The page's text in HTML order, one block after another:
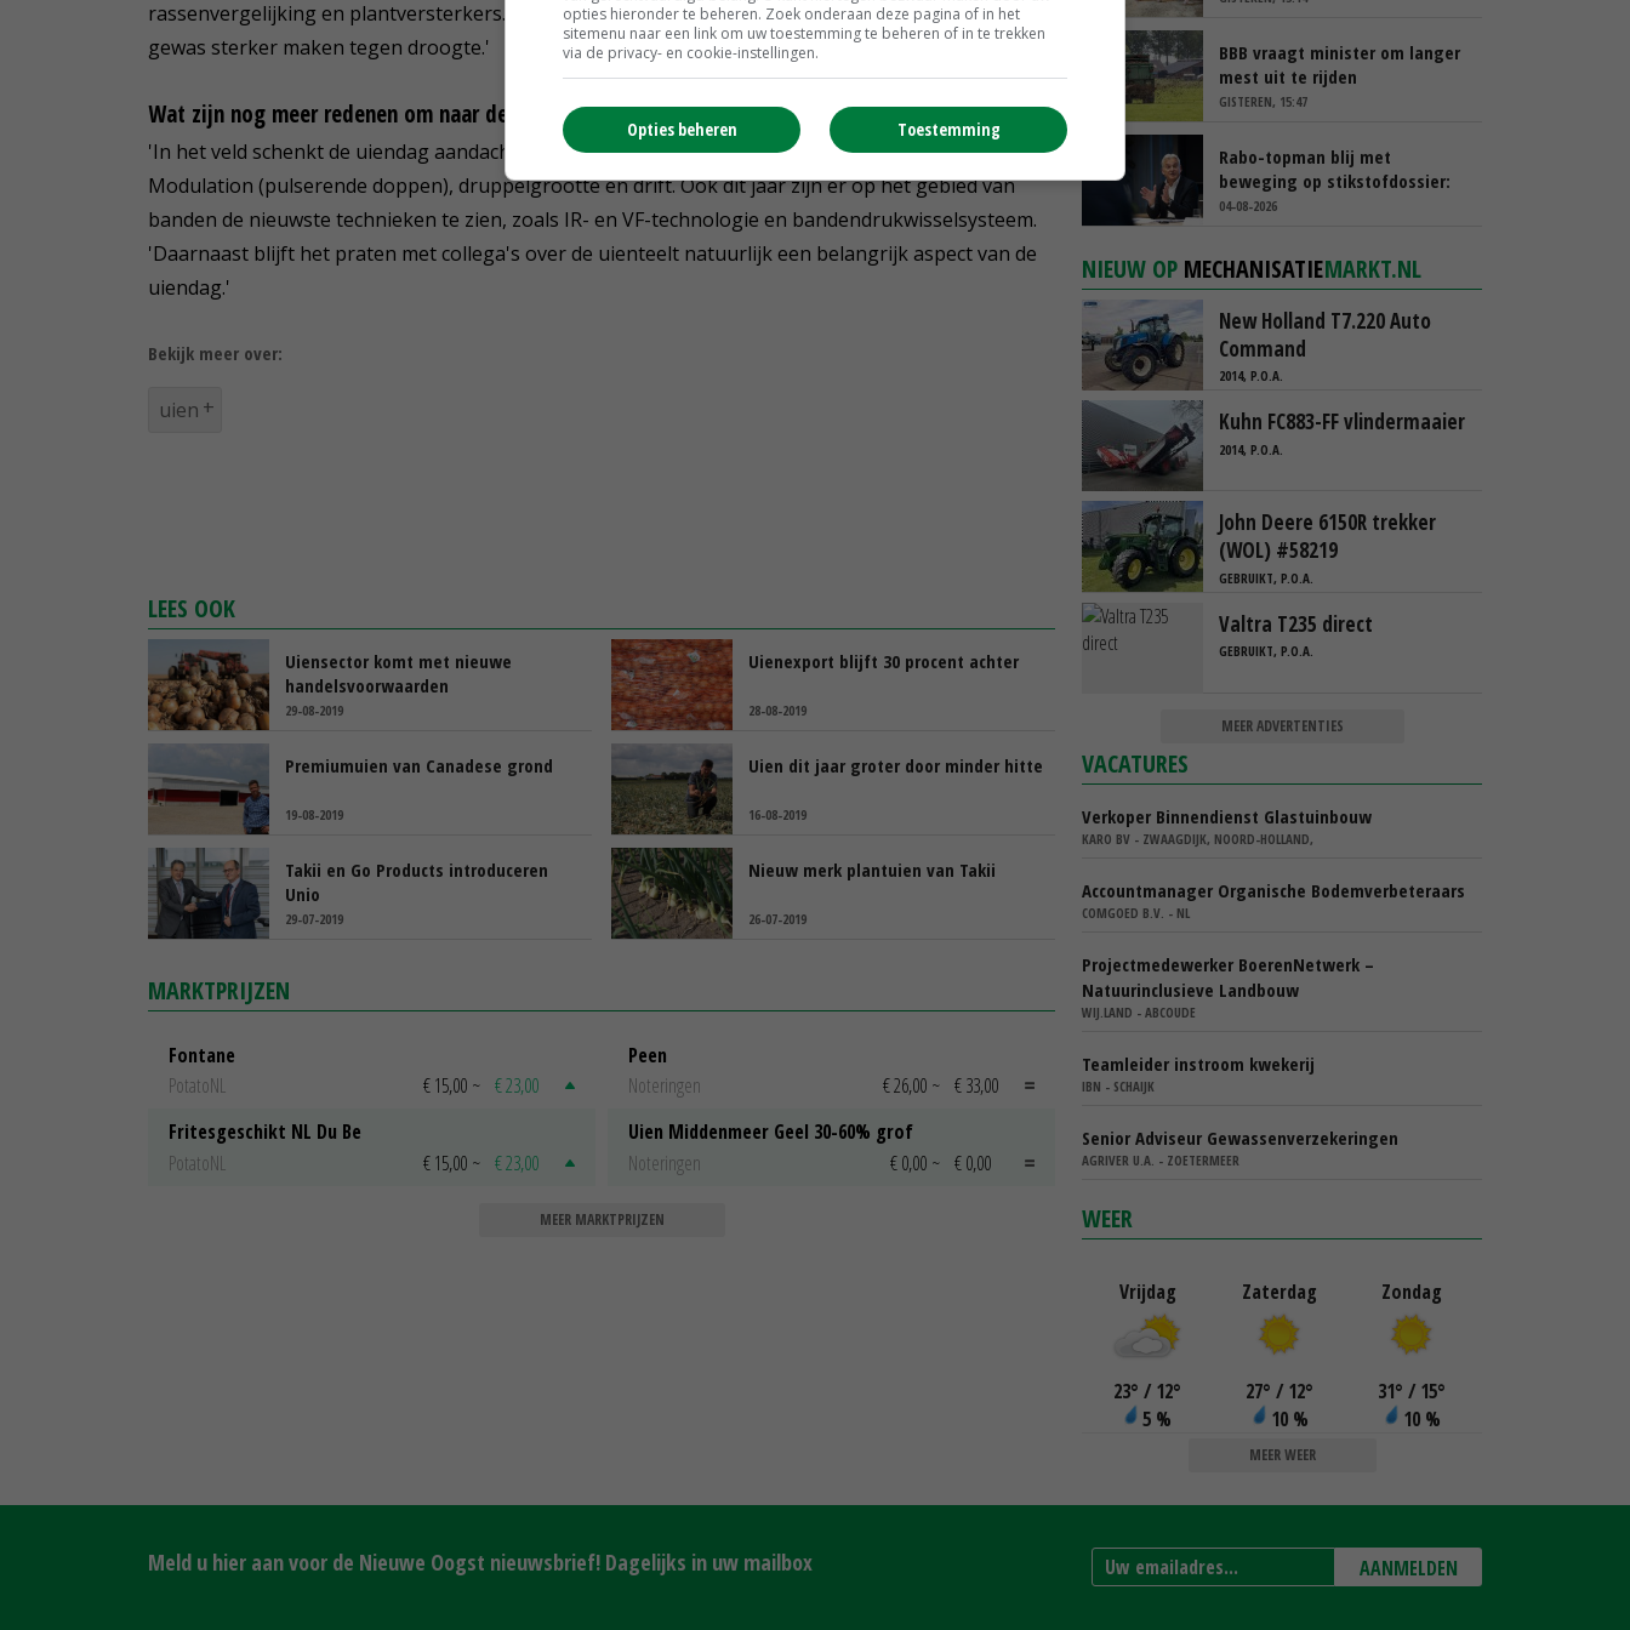
rassenvergelijking en plantversterkers. Plantversterkers en een goede kalibemesting kunnen een
gewas sterker maken tegen droogte.'
Wat zijn nog meer redenen om naar de uiendag te komen?
'In het veld schenkt de uiendag aandacht aan spuittechniek zoals MagGrow en Pulse With
Modulation (pulserende doppen), druppelgrootte en drift. Ook dit jaar zijn er op het gebied van
banden de nieuwste technieken te zien, zoals IR- en VF-technologie en bandendrukwisselsysteem.
'Daarnaast blijft het praten met collega's over de uienteelt natuurlijk een belangrijk aspect van de
uiendag.'
Bekijk meer over:
uien
LEES OOK
Uiensector komt met nieuwe
handelsvoorwaarden
29-08-2019
Uienexport blijft 30 procent achter
28-08-2019
Premiumuien van Canadese grond
19-08-2019
Uien dit jaar groter door minder hitte
16-08-2019
Takii en Go Products introduceren
Unio
29-07-2019
Nieuw merk plantuien van Takii
26-07-2019
MARKTPRIJZEN
Fontane
PotatoNL
€ 15,00 ~ € 23,00
Fritesgeschikt NL Du Be
PotatoNL
€ 15,00 ~ € 23,00
Peen
Noteringen
€ 26,00 ~ € 33,00
Uien Middenmeer Geel 30-60% grof
Noteringen
€ 0,00 ~ € 0,00
MEER MARKTPRIJZEN
BBB vraagt minister om langer
mest uit te rijden
GISTEREN, 15:47
Rabo-topman blij met
beweging op stikstofdossier:
‘Verdienmodel van boeren blijft
04-08-2026
NIEUW OP MECHANISATIEMARKT.NL
New Holland T7.220 Auto
Command
2014, P.O.A.
Kuhn FC883-FF vlindermaaier
2014, P.O.A.
John Deere 6150R trekker
(WOL) #58219
GEBRUIKT, P.O.A.
Valtra T235 direct
GEBRUIKT, P.O.A.
MEER ADVERTENTIES
VACATURES
Verkoper Binnendienst Glastuinbouw
KARO BV - ZWAAGDIJK, NOORD-HOLLAND,
Accountmanager Organische Bodemverbeteraars
COMGOED B.V. - NL
Projectmedewerker BoerenNetwerk –
Natuurinclusieve Landbouw
WIJ.LAND - ABCOUDE
Teamleider instroom kwekerij
IBN - SCHAIJK
Senior Adviseur Gewassenverzekeringen
AGRIVER U.A. - ZOETERMEER
WEER
Vrijdag
23° / 12°
5 %
Zaterdag
27° / 12°
10 %
Zondag
31° / 15°
10 %
MEER WEER
Meld u hier aan voor de Nieuwe Oogst nieuwsbrief! Dagelijks in uw mailbox AANMELDEN
opties hieronder te beheren. Zoek onderaan deze pagina of in het
sitemenu naar een link om uw toestemming te beheren of in te trekken
via de privacy- en cookie-instellingen.
Toestemming
Opties beheren